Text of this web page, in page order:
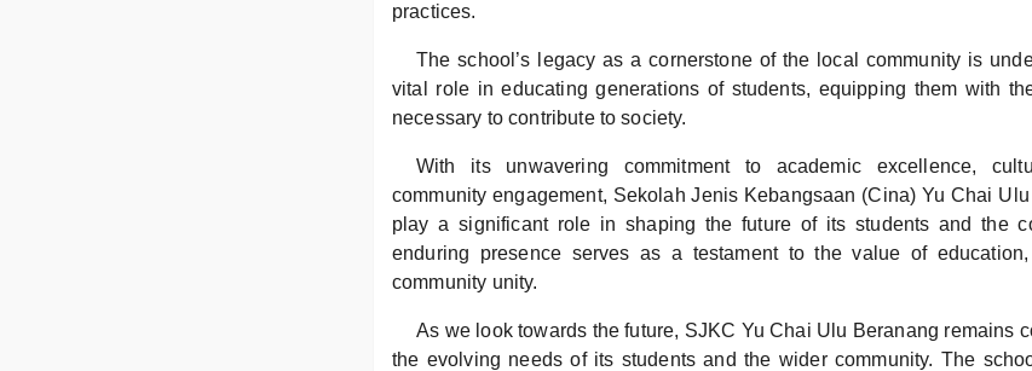
practices.
The school’s legacy as a cornerstone of the local community is
vital role in educating generations of students, equipping them with
necessary to contribute to society.
With its unwavering commitment to academic excellence,
community engagement, Sekolah Jenis Kebangsaan (Cina) Yu Chai
play a significant role in shaping the future of its students and the
enduring presence serves as a testament to the value of
community unity.
As we look towards the future, SJKC Yu Chai Ulu Beranang remains
the evolving needs of its students and the wider community. The